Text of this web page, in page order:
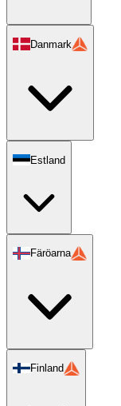
Danmark
Estland
Färöarna
Finland